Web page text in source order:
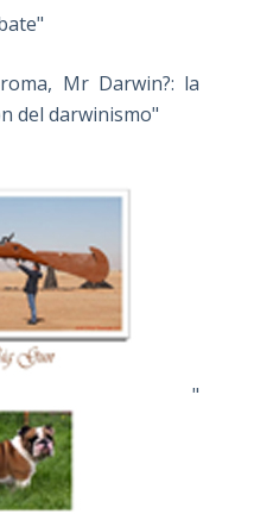
Mr Darwin?: la
del darwinismo"
"